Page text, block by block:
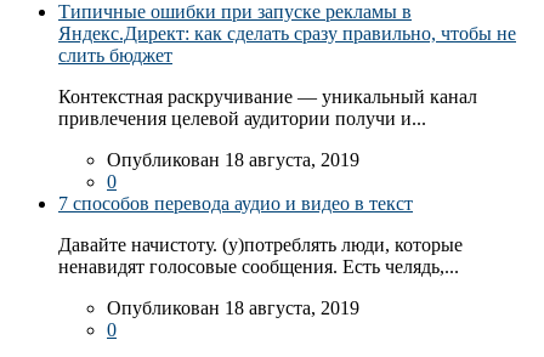
Типичные ошибки при запуске рекламы в
Яндекс.Директ: как сделать сразу правильно, чтобы не
слить бюджет
Контекстная раскручивание — уникальный канал
привлечения целевой аудитории получи и...
Опубликован 18 августа, 2019
0
7 способов перевода аудио и видео в текст
Давайте начистоту. (у)потреблять люди, которые
ненавидят голосовые сообщения. Есть челядь,...
Опубликован 18 августа, 2019
0